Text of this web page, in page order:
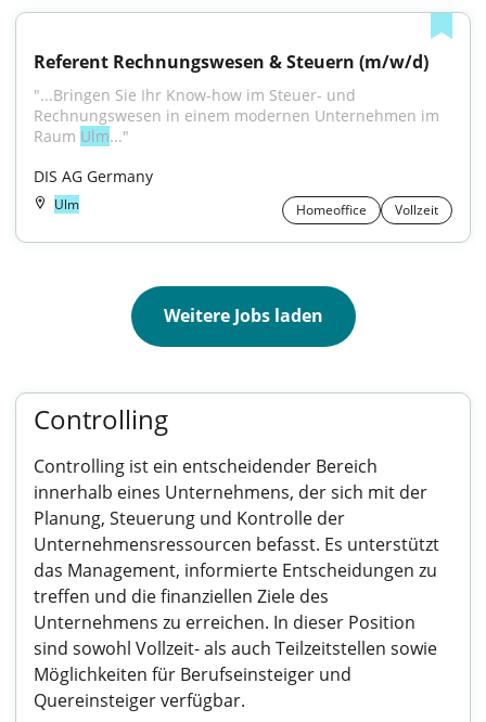
Referent Rechnungswesen & Steuern (m/w/d)
"...Bringen Sie Ihr Know-how im Steuer- und
Rechnungswesen in einem modernen Unternehmen im
Raum Ulm..."
DIS AG Germany
Ulm Homeoffice Vollzeit
Weitere Jobs laden
Controlling
Controlling ist ein entscheidender Bereich
innerhalb eines Unternehmens, der sich mit der
Planung, Steuerung und Kontrolle der
Unternehmensressourcen befasst. Es unterstützt
das Management, informierte Entscheidungen zu
treffen und die finanziellen Ziele des
Unternehmens zu erreichen. In dieser Position
sind sowohl Vollzeit- als auch Teilzeitstellen sowie
Möglichkeiten für Berufseinsteiger und
Quereinsteiger verfügbar.